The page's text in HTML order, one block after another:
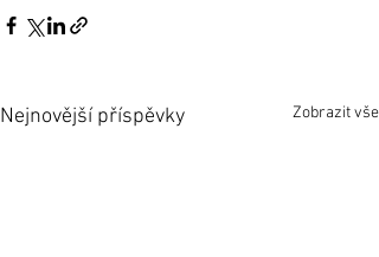
Nejnovější příspěvky Zobrazit vše